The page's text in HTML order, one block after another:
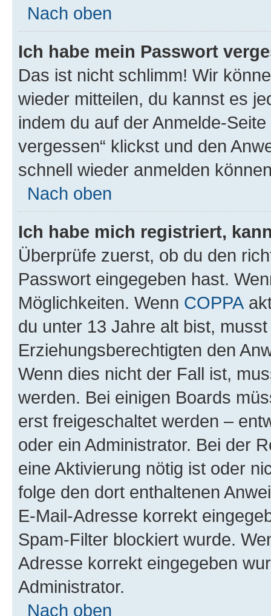
Nach oben
Ich habe mein Passwort
Das ist nicht schlimm! Wir
wieder mitteilen, du kannst es
indem du auf der Anmelde-
vergessen“ klickst und den
schnell wieder anmelden
Nach oben
Ich habe mich registriert,
Überprüfe zuerst, ob du den
Passwort eingegeben hast.
Möglichkeiten. Wenn COPPA
du unter 13 Jahre alt bist,
Erziehungsberechtigten den
Wenn dies nicht der Fall ist,
werden. Bei einigen Boards
erst freigeschaltet werden –
oder ein Administrator. Bei der
eine Aktivierung nötig ist oder
folge den dort enthaltenen
E-Mail-Adresse korrekt
Spam-Filter blockiert wurde.
Adresse korrekt eingegeben
Administrator.
Nach oben